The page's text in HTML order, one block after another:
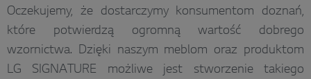
Oczekujemy, że dostarczymy konsumentom doznań,
które potwierdzą ogromną wartość dobrego
wzornictwa. Dzięki naszym meblom oraz produktom
LG SIGNATURE możliwe jest stworzenie takiego